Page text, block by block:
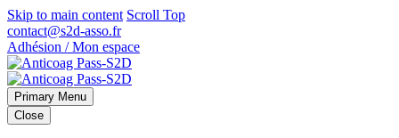
Skip to main content Scroll Top
contact@s2d-asso.fr
Adhésion / Mon espace
Primary Menu
Close